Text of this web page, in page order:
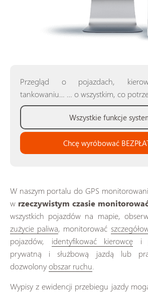
Przegląd o pojazdach,
tankowaniu… … o wszystkim, co
Wszystkie funkcje
Chcę wyróbować
W naszym portalu do GPS
w rzeczywistym czasie
wszystkich pojazdów na mapie,
zużycie paliwa, monitorować
pojazdów, identyfikować kierowcę i
prywatną i służbową jazdą lub
dozwolonyobszar ruchu.
Wypisy z ewidencji przebiegu jazdy